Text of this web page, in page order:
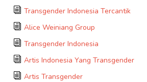
Transgender Indonesia Tercantik
Alice Weiniang Group
Transgender Indonesia
Artis Indonesia Yang Transgender
Artis Transgender